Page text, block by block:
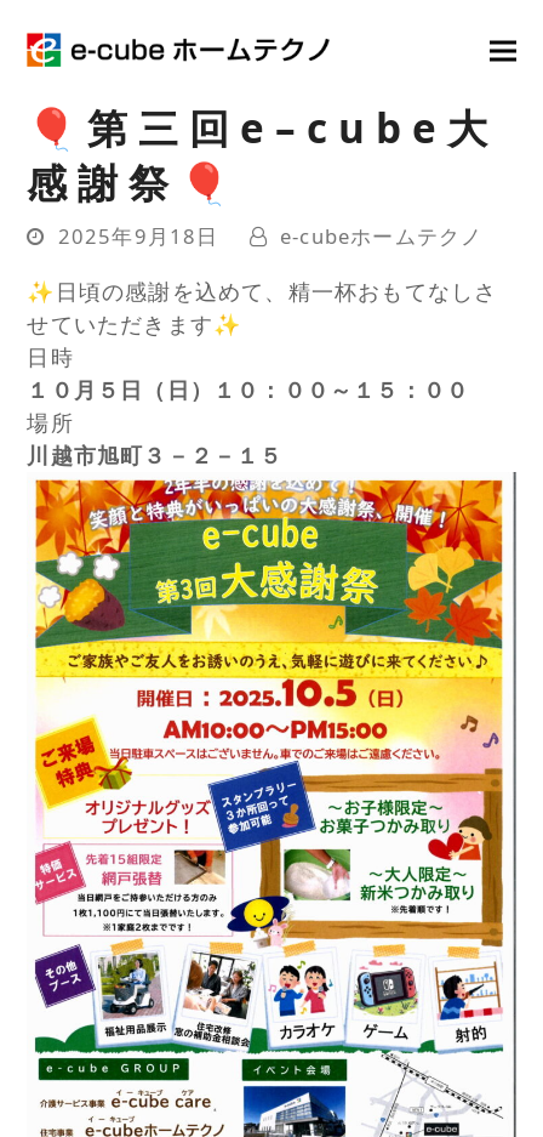
🎈 第 三 回 e – c u b e 大
感 謝 祭 🎈
2025年9月18日 e-cubeホームテクノ
✨日頃の感謝を込めて、精一杯おもてなしさ
せていただきます✨
日時
１０月５日（日）１０：００～１５：００
場所
川越市旭町３－２－１５